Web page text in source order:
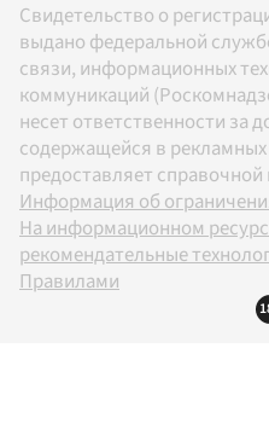
Свидетельство о
выдано федеральной
связи, информационных
коммуникаций
несет ответственности за
содержащейся в
предоставляет
Информация об
На информационном
рекомендательные
Правилами